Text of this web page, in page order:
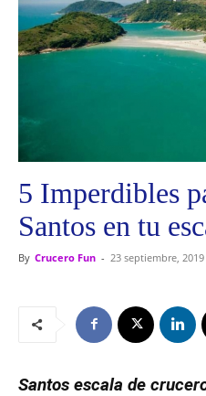
5 Imperdibles
Santos en tu
By Crucero Fun - 23 septiembre, 2019
Santos escala de